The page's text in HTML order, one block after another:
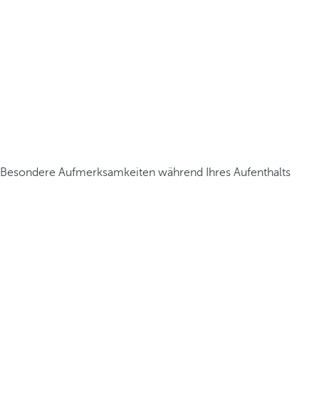
Besondere Aufmerksamkeiten während Ihres Aufenthalts